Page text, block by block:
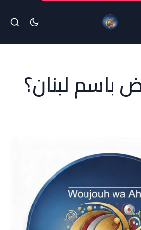
باسم لبنان؟